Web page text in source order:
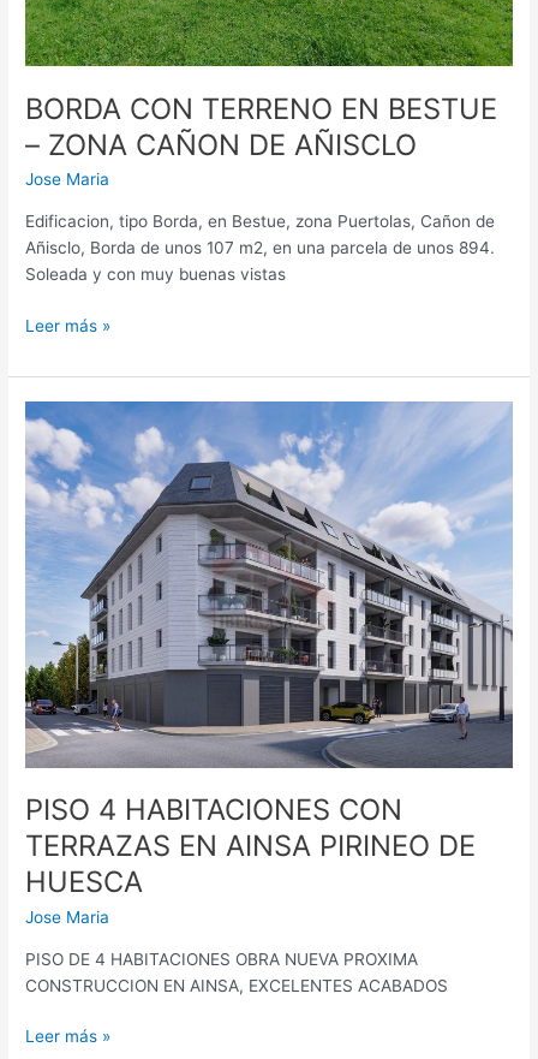
BORDA CON TERRENO EN BESTUE
– ZONA CAÑON DE AÑISCLO
Jose Maria
Edificacion, tipo Borda, en Bestue, zona Puertolas, Cañon de
Añisclo, Borda de unos 107 m2, en una parcela de unos 894.
Soleada y con muy buenas vistas
DE
AÑISCLO
Leer más »
PISO 4 HABITACIONES CON
TERRAZAS EN AINSA PIRINEO DE
HUESCA
Jose Maria
PISO DE 4 HABITACIONES OBRA NUEVA PROXIMA
CONSTRUCCION EN AINSA, EXCELENTES ACABADOS
PISO
4
HABITACIONES
CON
TERRAZAS
EN
AINSA
PIRINEO
DE
HUESCA
Leer más »